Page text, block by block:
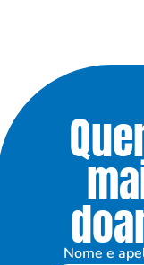
Nome e